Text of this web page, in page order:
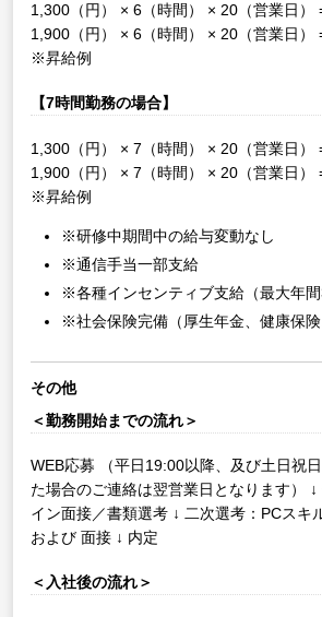
1,300（円） × 6（時間） × 20（営業日）
1,900（円） × 6（時間） × 20（営業日
※昇給例
【7時間勤務の場合】
1,300（円） × 7（時間） × 20（営業日）
1,900（円） × 7（時間） × 20（営業日
※昇給例
※研修中期間中の給与変動なし
※通信手当一部支給
※各種インセンティブ支給（最大年間
※社会保険完備（厚生年金、健康保険
その他
＜勤務開始までの流れ＞
WEB応募 （平日19:00以降、及び土日祝
た場合のご連絡は翌営業日となります）
↓
イン面接／書類選考 ↓ 二次選考：PCスキ
および 面接 ↓ 内定
＜入社後の流れ＞